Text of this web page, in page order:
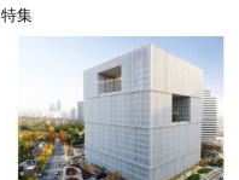
特集